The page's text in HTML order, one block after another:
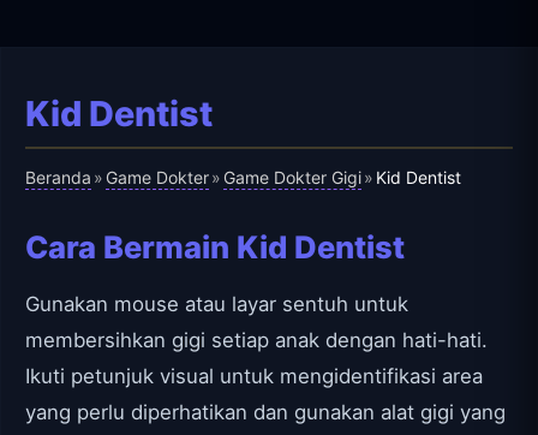
Kid Dentist
Beranda » Game Dokter» Game Dokter Gigi» Kid Dentist
Cara Bermain Kid Dentist
Gunakan mouse atau layar sentuh untuk
membersihkan gigi setiap anak dengan hati-hati.
Ikuti petunjuk visual untuk mengidentifikasi area
yang perlu diperhatikan dan gunakan alat gigi yang